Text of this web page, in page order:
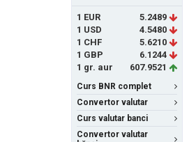
1 EUR
5.2489
1 USD
4.5480
1 CHF
5.6210
1 GBP
6.1244
1 gr. aur
607.9521
Curs BNR complet
Convertor valutar
Curs valutar banci
Convertor valutar